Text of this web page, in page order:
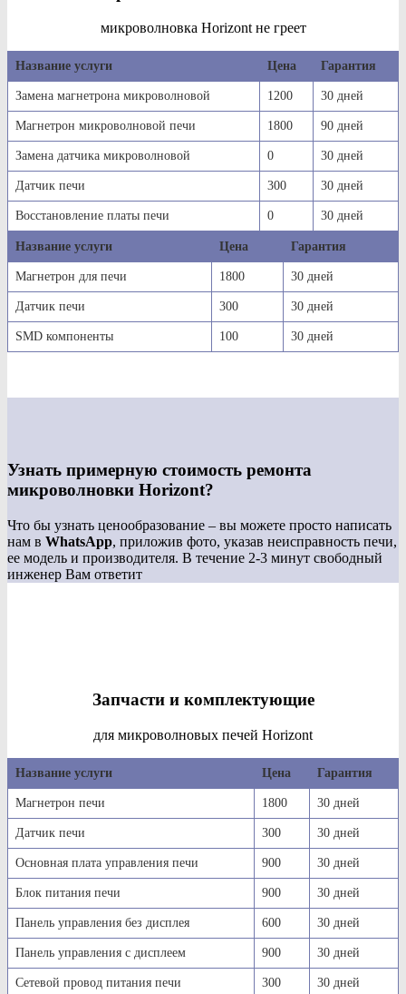
микроволновка Horizont не греет
Название услуги Цена Гарантия
Замена магнетрона микроволновой 1200 30 дней
Магнетрон микроволновой печи 1800 90 дней
Замена датчика микроволновой 0 30 дней
Датчик печи 300 30 дней
Восстановление платы печи 0 30 дней
Название услуги Цена Гарантия
Магнетрон для печи 1800 30 дней
Датчик печи 300 30 дней
SMD компоненты 100 30 дней
Узнать примерную стоимость ремонта
микроволновки Horizont?
Что бы узнать ценообразование – вы можете просто написать
нам в WhatsApp, приложив фото, указав неисправность печи,
ее модель и производителя. В течение 2-3 минут свободный
инженер Вам ответит
Запчасти и комплектующие
для микроволновых печей Horizont
Название услуги Цена Гарантия
Магнетрон печи 1800 30 дней
Датчик печи 300 30 дней
Основная плата управления печи 900 30 дней
Блок питания печи 900 30 дней
Панель управления без дисплея 600 30 дней
Панель управления с дисплеем 900 30 дней
Сетевой провод питания печи 300 30 дней